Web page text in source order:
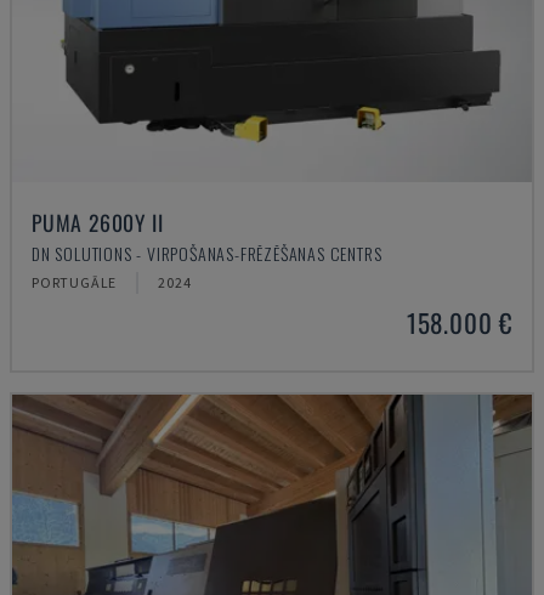
PUMA 2600Y II
DN SOLUTIONS - VIRPOŠANAS-FRĒZĒŠANAS CENTRS
PORTUGĀLE 2024
158.000 €